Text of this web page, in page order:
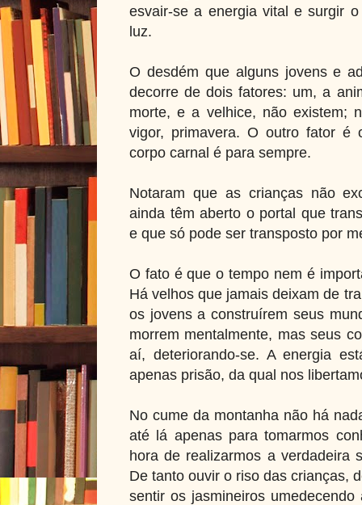
esvair-se a energia vital e surgir
luz.
O desdém que alguns jovens e
decorre de dois fatores: um, a
morte, e a velhice, não existem;
vigor, primavera. O outro fator
corpo carnal é para sempre.
Notaram que as crianças não
ainda têm aberto o portal que
e que só pode ser transposto por
O fato é que o tempo nem é
Há velhos que jamais deixam de
os jovens a construírem seus
morrem mentalmente, mas seus
aí, deteriorando-se. A energia
apenas prisão, da qual nos
No cume da montanha não há
até lá apenas para tomarmos
hora de realizarmos a verdadeira
De tanto ouvir o riso das crianças,
sentir os jasmineiros